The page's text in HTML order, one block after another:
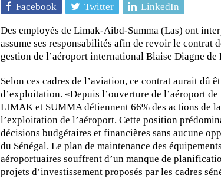
Facebook Twitter LinkedIn
Des employés de Limak-Aibd-Summa (Las) ont
assume ses responsabilités afin de revoir le contrat
gestion de l’aéroport international Blaise Diagne
Selon ces cadres de l’aviation, ce contrat aurait dû
d’exploitation. «Depuis l’ouverture de l’aéroport de
LIMAK et SUMMA détiennent 66% des actions de
l’exploitation de l’aéroport. Cette position
décisions budgétaires et financières sans aucune
du Sénégal. Le plan de maintenance des
aéroportuaires souffrent d’un manque de
projets d’investissement proposés par les cadres